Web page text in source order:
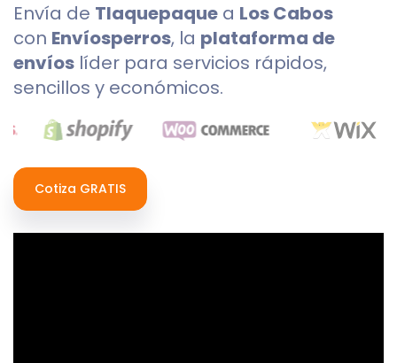
Envía de Tlaquepaque a Los Cabos
con Envíosperros, la plataforma de
envíos líder para servicios rápidos,
sencillos y económicos.
Cotiza GRATIS